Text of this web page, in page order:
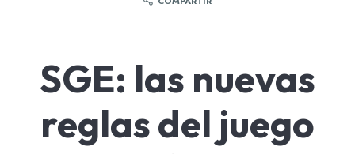
SGE: las nuevas
reglas del juego